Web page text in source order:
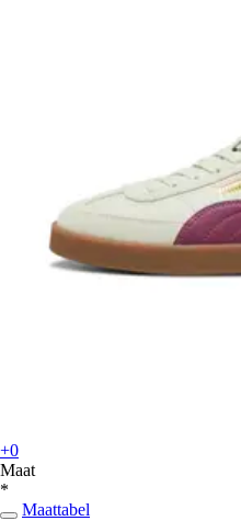
+0
Maat
*
Maattabel